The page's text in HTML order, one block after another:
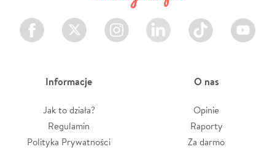
Facebook Twitter Instagram LinkedIn TikTok Youtube
Informacje
Jak to działa?
Regulamin
Polityka Prywatności
O nas
Opinie
Raporty
Za darmo